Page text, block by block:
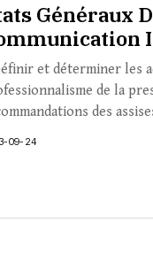
Généraux
et déterminer les
de la
des
09-24